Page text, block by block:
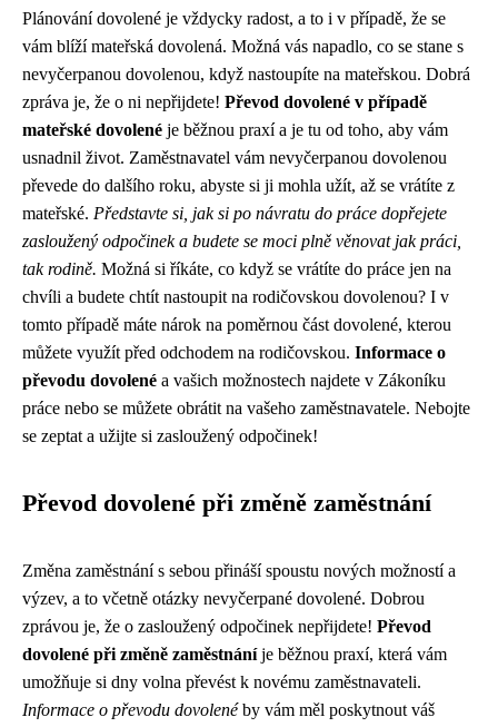
Plánování dovolené je vždycky radost, a to i v případě, že se
vám blíží mateřská dovolená. Možná vás napadlo, co se stane s
nevyčerpanou dovolenou, když nastoupíte na mateřskou. Dobrá
zpráva je, že o ni nepřijdete! Převod dovolené v případě
mateřské dovolené je běžnou praxí a je tu od toho, aby vám
usnadnil život. Zaměstnavatel vám nevyčerpanou dovolenou
převede do dalšího roku, abyste si ji mohla užít, až se vrátíte z
mateřské. Představte si, jak si po návratu do práce dopřejete
zasloužený odpočinek a budete se moci plně věnovat jak práci,
tak rodině. Možná si říkáte, co když se vrátíte do práce jen na
chvíli a budete chtít nastoupit na rodičovskou dovolenou? I v
tomto případě máte nárok na poměrnou část dovolené, kterou
můžete využít před odchodem na rodičovskou. Informace o
převodu dovolené a vašich možnostech najdete v Zákoníku
práce nebo se můžete obrátit na vašeho zaměstnavatele. Nebojte
se zeptat a užijte si zasloužený odpočinek!
Převod dovolené při změně zaměstnání
Změna zaměstnání s sebou přináší spoustu nových možností a
výzev, a to včetně otázky nevyčerpané dovolené. Dobrou
zprávou je, že o zasloužený odpočinek nepřijdete! Převod
dovolené při změně zaměstnáníje běžnou praxí, která vám
umožňuje si dny volna převést k novému zaměstnavateli.
Informace o převodu dovolenéby vám měl poskytnout váš